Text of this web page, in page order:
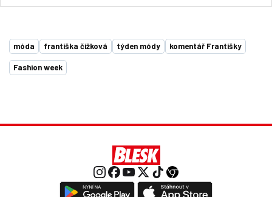
móda františka čížková týden módy komentář Františky
Fashion week